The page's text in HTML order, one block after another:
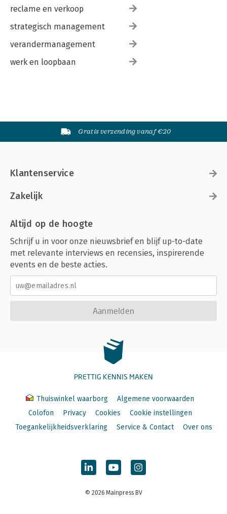
reclame en verkoop
strategisch management
verandermanagement
werk en loopbaan
Gratis verzending vanaf €20
Klantenservice
Zakelijk
Altijd op de hoogte
Schrijf u in voor onze nieuwsbrief en blijf up-to-date
met relevante interviews en recensies, inspirerende
events en de beste acties.
Aanmelden
PRETTIG KENNIS MAKEN
Thuiswinkel waarborg
Algemene voorwaarden
Colofon
Privacy Cookies
Cookie instellingen
Toegankelijkheidsverklaring
Service & Contact Over ons
© 2026 Mainpress BV